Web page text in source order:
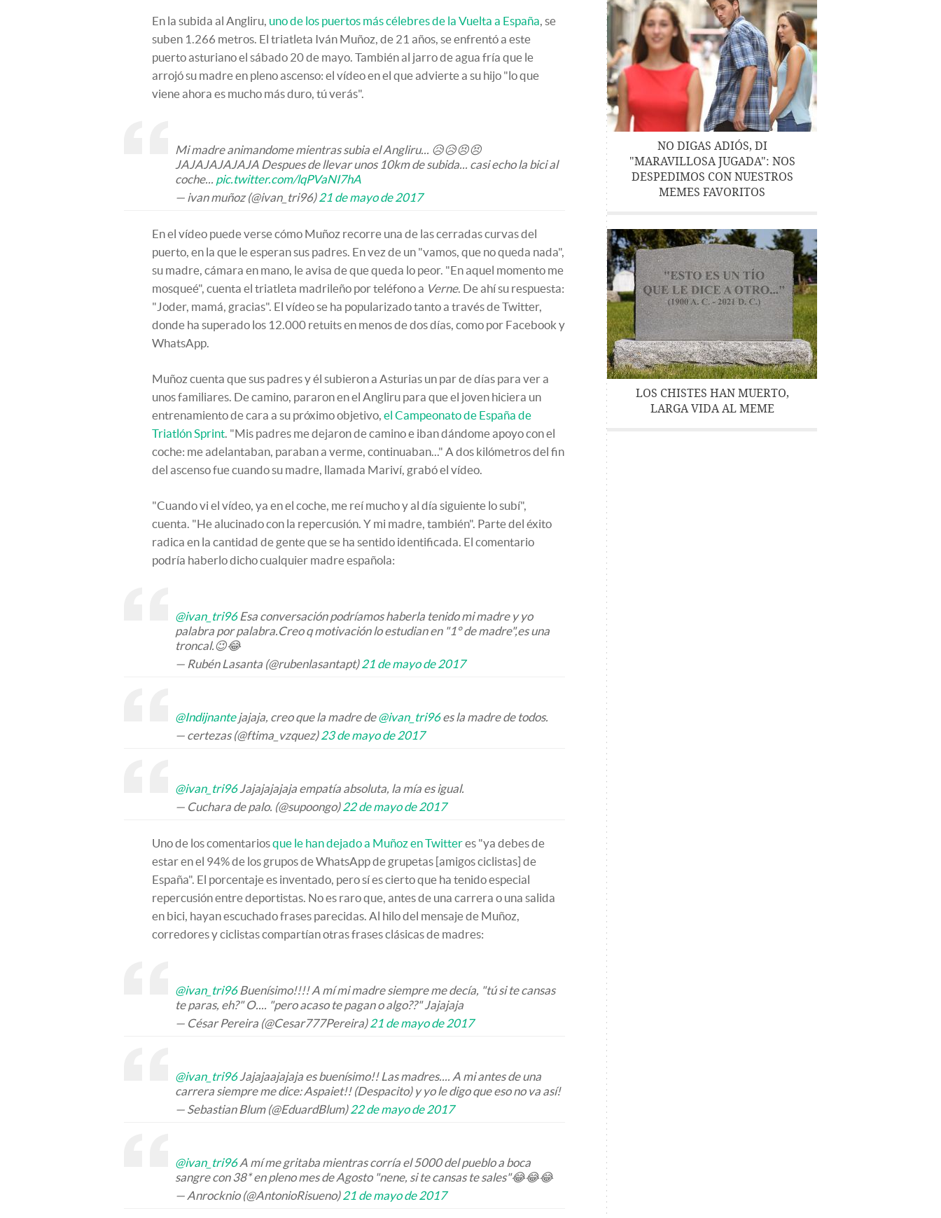
En la subida al Angliru, uno de los puertos más célebres de la Vuelta a España, se
suben 1.266 metros. El triatleta Iván Muñoz, de 21 años, se enfrentó a este
puerto asturiano el sábado 20 de mayo. También al jarro de agua fría que le
arrojó su madre en pleno ascenso: el vídeo en el que advierte a su hijo "lo que
viene ahora es mucho más duro, tú verás".
Mi madre animandome mientras subia el Angliru... 😥😥😣😣
JAJAJAJAJAJA Despues de llevar unos 10km de subida... casi echo la bici al
coche... pic.twitter.com/lqPVaNI7hA
— ivan muñoz (@ivan_tri96)21 de mayo de 2017
En el vídeo puede verse cómo Muñoz recorre una de las cerradas curvas del
puerto, en la que le esperan sus padres. En vez de un "vamos, que no queda nada",
su madre, cámara en mano, le avisa de que queda lo peor. "En aquel momento me
mosqueé", cuenta el triatleta madrileño por teléfono a Verne. De ahí su respuesta:
"Joder, mamá, gracias". El vídeo se ha popularizado tanto a través de Twitter,
donde ha superado los 12.000 retuits en menos de dos días, como por Facebook y
WhatsApp.
Muñoz cuenta que sus padres y él subieron a Asturias un par de días para ver a
unos familiares. De camino, pararon en el Angliru para que el joven hiciera un
entrenamiento de cara a su próximo objetivo, el Campeonato de España de
Triatlón Sprint. "Mis padres me dejaron de camino e iban dándome apoyo con el
coche: me adelantaban, paraban a verme, continuaban..." A dos kilómetros del fin
del ascenso fue cuando su madre, llamada Mariví, grabó el vídeo.
"Cuando vi el vídeo, ya en el coche, me reí mucho y al día siguiente lo subí",
cuenta. "He alucinado con la repercusión. Y mi madre, también". Parte del éxito
radica en la cantidad de gente que se ha sentido identificada. El comentario
podría haberlo dicho cualquier madre española:
@ivan_tri96Esa conversación podríamos haberla tenido mi madre y yo
palabra por palabra.Creo q motivación lo estudian en "1° de madre",es una
troncal.😉😂
— Rubén Lasanta (@rubenlasantapt)21 de mayo de 2017
@Indijnantejajaja, creo que la madre de@ivan_tri96es la madre de todos.
— certezas (@ftima_vzquez)23 de mayo de 2017
@ivan_tri96Jajajajajaja empatía absoluta, la mía es igual.
— Cuchara de palo. (@supoongo)22 de mayo de 2017
Uno de los comentariosque le han dejado a Muñoz en Twitteres "ya debes de
estar en el 94% de los grupos de WhatsApp de grupetas [amigos ciclistas] de
España". El porcentaje es inventado, pero sí es cierto que ha tenido especial
repercusión entre deportistas. No es raro que, antes de una carrera o una salida
en bici, hayan escuchado frases parecidas. Al hilo del mensaje de Muñoz,
corredores y ciclistas compartían otras frases clásicas de madres:
@ivan_tri96Buenísimo!!!! A mí mi madre siempre me decía, "tú si te cansas
te paras, eh?" O.... "pero acaso te pagan o algo??" Jajajaja
— César Pereira (@Cesar777Pereira)21 de mayo de 2017
@ivan_tri96Jajajaajajaja es buenísimo!! Las madres.... A mi antes de una
carrera siempre me dice: Aspaiet!! (Despacito) y yo le digo que eso no va así!
— Sebastian Blum (@EduardBlum)22 de mayo de 2017
@ivan_tri96A mí me gritaba mientras corría el 5000 del pueblo a boca
sangre con 38* en pleno mes de Agosto "nene, si te cansas te sales"😂😂😂
— Anrocknio (@AntonioRisueno)21 de mayo de 2017
NO DIGAS ADIÓS, DI
"MARAVILLOSA JUGADA": NOS
DESPEDIMOS CON NUESTROS
MEMES FAVORITOS
LOS CHISTES HAN MUERTO,
LARGA VIDA AL MEME